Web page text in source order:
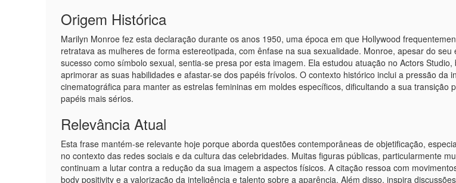
Origem Histórica
Marilyn Monroe fez esta declaração durante os anos 1950, uma época em que Hollywood
retratava as mulheres de forma estereotipada, com ênfase na sua sexualidade. Monroe, apesar do seu
sucesso como símbolo sexual, sentia-se presa por esta imagem. Ela estudou atuação no Actors Studio,
aprimorar as suas habilidades e afastar-se dos papéis frívolos. O contexto histórico inclui a pressão da
cinematográfica para manter as estrelas femininas em moldes específicos, dificultando a sua transição
papéis mais sérios.
Relevância Atual
Esta frase mantém-se relevante hoje porque aborda questões contemporâneas de objetificação,
no contexto das redes sociais e da cultura das celebridades. Muitas figuras públicas, particularmente
continuam a lutar contra a redução da sua imagem a aspectos físicos. A citação ressoa com
body positivity e a valorização da inteligência e talento sobre a aparência. Além disso, inspira